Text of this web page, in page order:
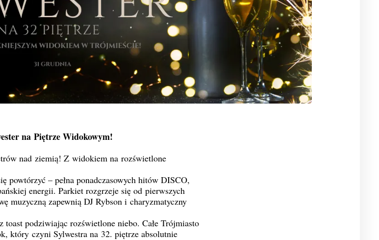
na Piętrze Widokowym!
nad ziemią! Z widokiem na rozświetlone
powtórzyć – pełna ponadczasowych hitów DISCO,
energii. Parkiet rozgrzeje się od pierwszych
muzyczną zapewnią DJ Rybson i charyzmatyczny
toast podziwiając rozświetlone niebo. Całe Trójmiasto
który czyni Sylwestra na 32. piętrze absolutnie